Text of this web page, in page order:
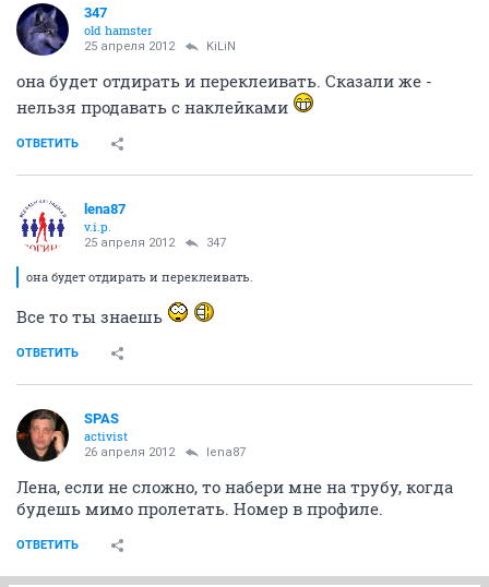
347
old hamster
25 апреля 2012 KiLiN
она будет отдирать и переклеивать. Сказали же -
нельзя продавать с наклейками
ОТВЕТИТЬ
lena87
v.i.p.
25 апреля 2012 347
она будет отдирать и переклеивать.
Все то ты знаешь
ОТВЕТИТЬ
SPAS
activist
26 апреля 2012 lena87
Лена, если не сложно, то набери мне на трубу, когда
будешь мимо пролетать. Номер в профиле.
ОТВЕТИТЬ